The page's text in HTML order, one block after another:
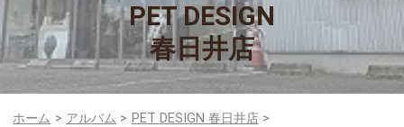
PET DESIGN
春日井店
ホーム アルバム
PET DESIGN 春日井店